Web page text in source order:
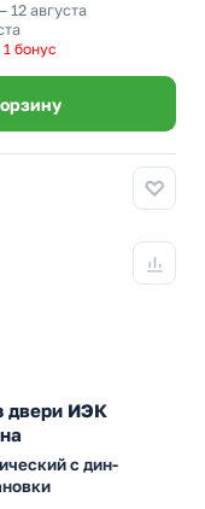
12 августа
1 бонус
двери ИЭК
с дин-